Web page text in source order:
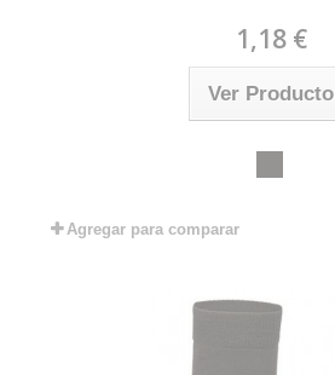
1,18 €
Ver Producto
Agregar para comparar